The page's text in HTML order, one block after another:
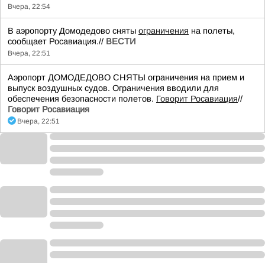
Вчера, 22:54
В аэропорту Домодедово сняты ограничения на полеты,
сообщает Росавиация.// ВЕСТИ
Вчера, 22:51
Аэропорт ДОМОДЕДОВО СНЯТЫ ограничения на прием и
выпуск воздушных судов. Ограничения вводили для
обеспечения безопасности полетов. Говорит Росавиация//
Говорит Росавиация
Вчера, 22:51